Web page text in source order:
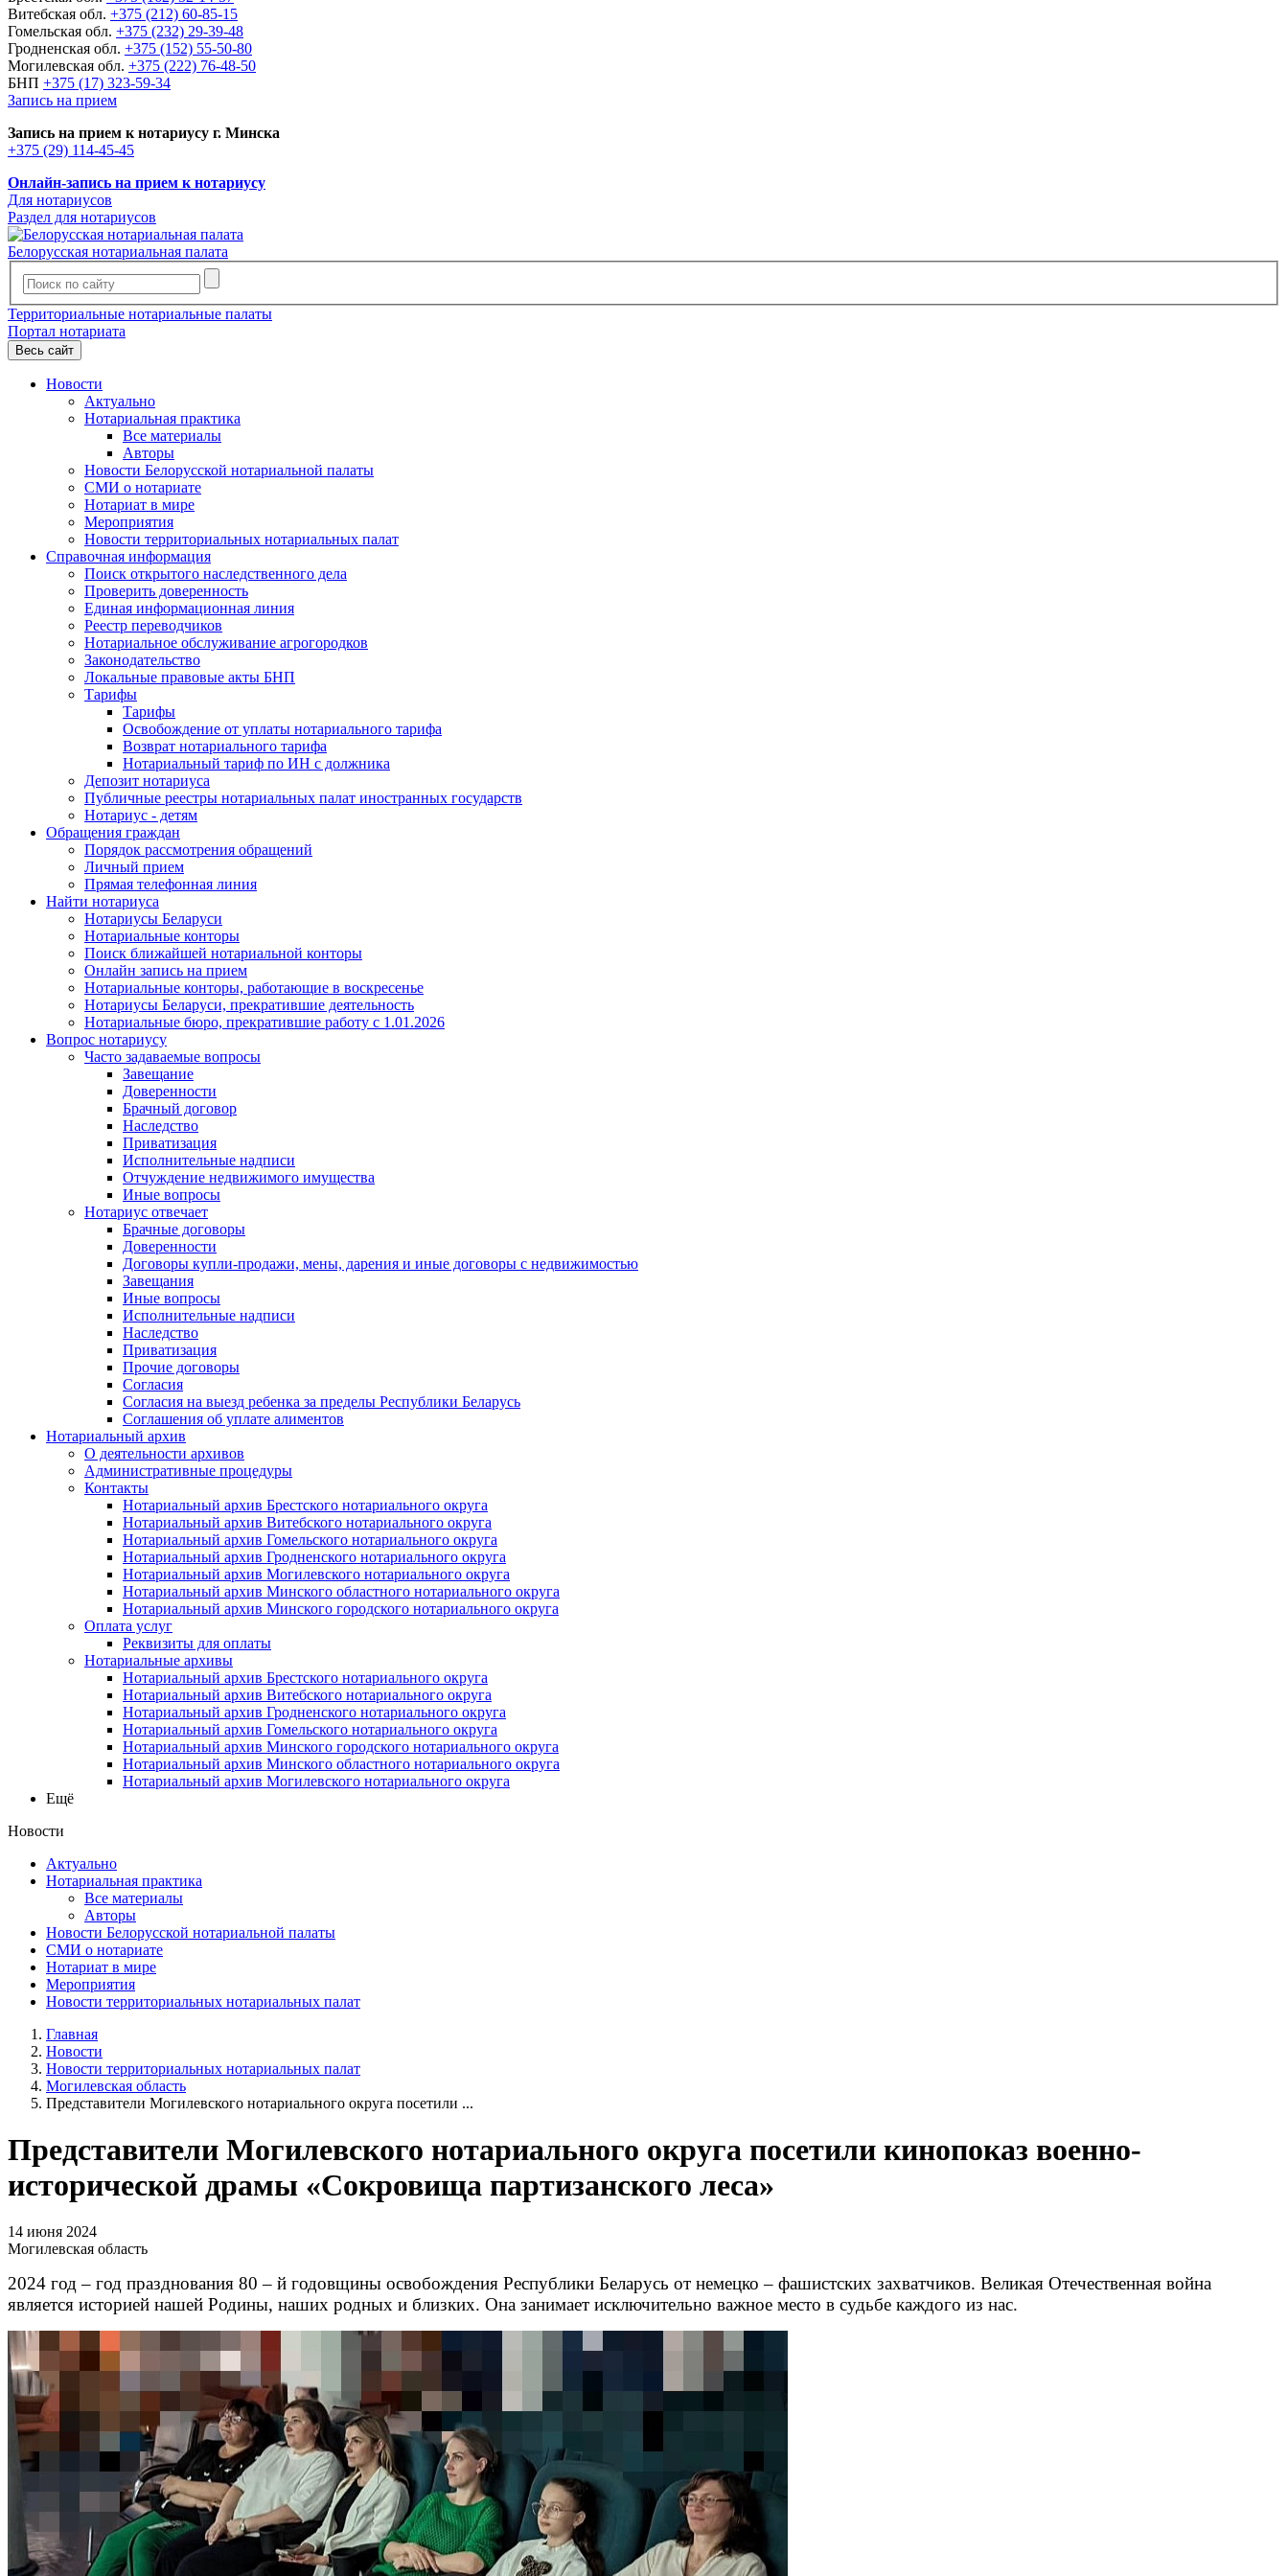
Витебская обл. +375 (212) 60-85-15
Гомельская обл. +375 (232) 29-39-48
Гродненская обл. +375 (152) 55-50-80
Могилевская обл. +375 (222) 76-48-50
БНП +375 (17) 323-59-34
Запись на прием
Запись на прием к нотариусу г. Минска
+375 (29) 114-45-45
Онлайн-запись на прием к нотариусу
Для нотариусов
Раздел для нотариусов
Белорусская нотариальная палата
Территориальные нотариальные палаты
Портал нотариата
Весь сайт
Новости
Актуально
Нотариальная практика
Все материалы
Авторы
Новости Белорусской нотариальной палаты
СМИ о нотариате
Нотариат в мире
Мероприятия
Новости территориальных нотариальных палат
Справочная информация
Поиск открытого наследственного дела
Проверить доверенность
Единая информационная линия
Реестр переводчиков
Нотариальное обслуживание агрогородков
Законодательство
Локальные правовые акты БНП
Тарифы
Тарифы
Освобождение от уплаты нотариального тарифа
Возврат нотариального тарифа
Нотариальный тариф по ИН с должника
Депозит нотариуса
Публичные реестры нотариальных палат иностранных государств
Нотариус - детям
Обращения граждан
Порядок рассмотрения обращений
Личный прием
Прямая телефонная линия
Найти нотариуса
Нотариусы Беларуси
Нотариальные конторы
Поиск ближайшей нотариальной конторы
Онлайн запись на прием
Нотариальные конторы, работающие в воскресенье
Нотариусы Беларуси, прекратившие деятельность
Нотариальные бюро, прекратившие работу с 1.01.2026
Вопрос нотариусу
Часто задаваемые вопросы
Завещание
Доверенности
Брачный договор
Наследство
Приватизация
Исполнительные надписи
Отчуждение недвижимого имущества
Иные вопросы
Нотариус отвечает
Брачные договоры
Доверенности
Договоры купли-продажи, мены, дарения и иные договоры с недвижимостью
Завещания
Иные вопросы
Исполнительные надписи
Наследство
Приватизация
Прочие договоры
Согласия
Согласия на выезд ребенка за пределы Республики Беларусь
Соглашения об уплате алиментов
Нотариальный архив
О деятельности архивов
Административные процедуры
Контакты
Нотариальный архив Брестского нотариального округа
Нотариальный архив Витебского нотариального округа
Нотариальный архив Гомельского нотариального округа
Нотариальный архив Гродненского нотариального округа
Нотариальный архив Могилевского нотариального округа
Нотариальный архив Минского областного нотариального округа
Нотариальный архив Минского городского нотариального округа
Оплата услуг
Реквизиты для оплаты
Нотариальные архивы
Нотариальный архив Брестского нотариального округа
Нотариальный архив Витебского нотариального округа
Нотариальный архив Гродненского нотариального округа
Нотариальный архив Гомельского нотариального округа
Нотариальный архив Минского городского нотариального округа
Нотариальный архив Минского областного нотариального округа
Нотариальный архив Могилевского нотариального округа
Ещё
Новости
Актуально
Нотариальная практика
Все материалы
Авторы
Новости Белорусской нотариальной палаты
СМИ о нотариате
Нотариат в мире
Мероприятия
Новости территориальных нотариальных палат
Главная
Новости
Новости территориальных нотариальных палат
Могилевская область
Представители Могилевского нотариального округа посетили ...
Представители Могилевского нотариального округа посетили кинопоказ военно-
исторической драмы «Сокровища партизанского леса»
14 июня 2024
Могилевская область
2024 год – год празднования 80 – й годовщины освобождения Республики Беларусь от немецко – фашистских захватчиков. Великая Отечественная война
является историей нашей Родины, наших родных и близких. Она занимает исключительно важное место в судьбе каждого из нас.